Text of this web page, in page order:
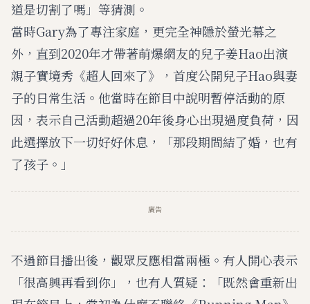
道是切割了嗎」等猜測。
當時Gary為了專注家庭，更完全神隱於螢光幕之
外，直到2020年才帶著萌爆網友的兒子姜Hao出演
親子實境秀《超人回來了》，首度公開兒子Hao與妻
子的日常生活。他當時在節目中說明暫停活動的原
因，表示自己活動超過20年後身心出現過度負荷，因
此選擇放下一切好好休息，「那段期間結了婚，也有
了孩子。」
廣告
不過節目播出後，觀眾反應相當兩極。有人開心表示
「很高興再看到你」，也有人質疑：「既然會重新出